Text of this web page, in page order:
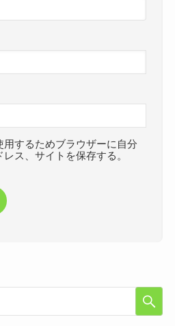
用するためブラウザーに自分
ス、サイトを保存する。